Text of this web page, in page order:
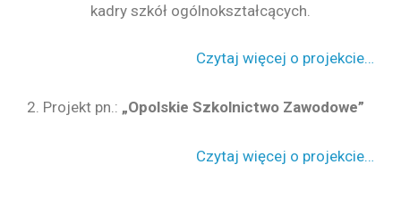
kadry szkół ogólnokształcących.
Czytaj więcej o projekcie…
2. Projekt pn.: „Opolskie Szkolnictwo Zawodowe”
Czytaj więcej o projekcie…